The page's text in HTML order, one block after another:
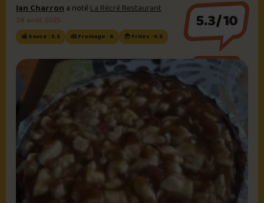
Ian Charrona notéLa Récré Restaurant
28 août 2025
🍯 Sauce : 5.5 🧀 Fromage : 6 🍟 Frites : 4.5
5.3/10